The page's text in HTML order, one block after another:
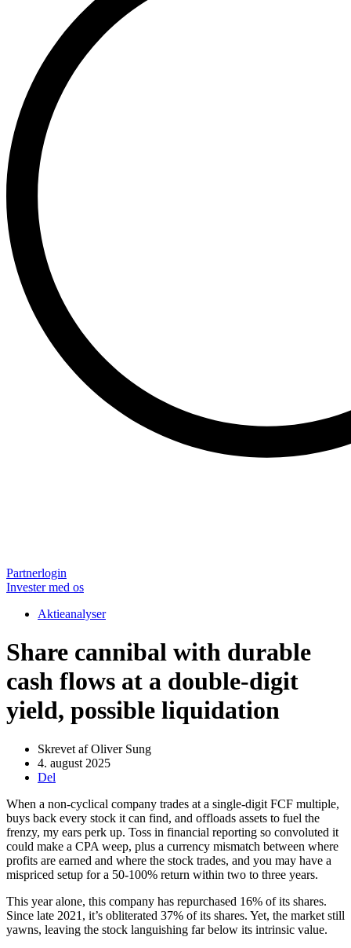
Partnerlogin
Invester med os
Aktieanalyser
Share cannibal with durable
cash flows at a double-digit
yield, possible liquidation
Skrevet afOliver Sung
4. august 2025
Del
When a non-cyclical company trades at a single-digit FCF multiple,
buys back every stock it can find, and offloads assets to fuel the
frenzy, my ears perk up. Toss in financial reporting so convoluted it
could make a CPA weep, plus a currency mismatch between where
profits are earned and where the stock trades, and you may have a
mispriced setup for a 50-100% return within two to three years.
This year alone, this company has repurchased 16% of its shares.
Since late 2021, it’s obliterated 37% of its shares. Yet, the market still
yawns, leaving the stock languishing far below its intrinsic value.